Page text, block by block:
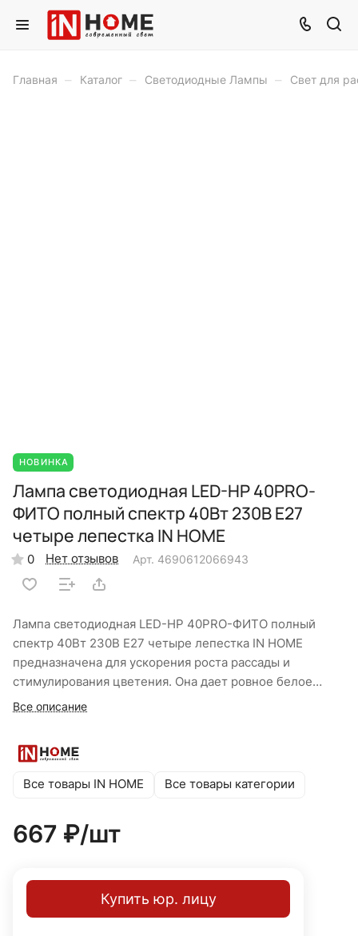
Главная – Каталог – Светодиодные Лампы – Свет для
НОВИНКА
Лампа светодиодная LED-HP 40PRO-
ФИТО полный спектр 40Вт 230В Е27
четыре лепестка IN HOME
0 Нет отзывов Арт. 4690612066943
Лампа светодиодная LED-HP 40PRO-ФИТО полный
спектр 40Вт 230В Е27 четыре лепестка IN HOME
предназначена для ускорения роста рассады и
стимулирования цветения. Она дает ровное белое
освещение с легким розовым оттенком и идеальна для
углом свечения 180° позволяют индивидуально
настраивать освещение для оптимального роста
Все описание
Все товары IN HOME Все товары категории
667 ₽/шт
Купить юр. лицу